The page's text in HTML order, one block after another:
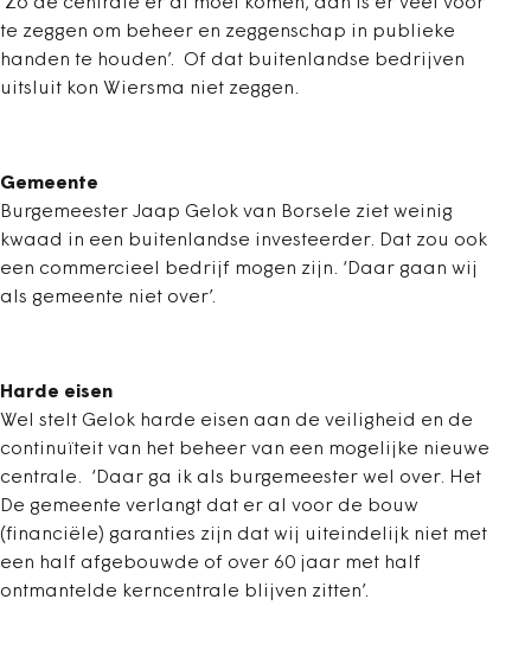
te zeggen om beheer en zeggenschap in publieke
handen te houden’. Of dat buitenlandse bedrijven
uitsluit kon Wiersma niet zeggen.
Gemeente
Burgemeester Jaap Gelok van Borsele ziet weinig
kwaad in een buitenlandse investeerder. Dat zou ook
een commercieel bedrijf mogen zijn. ‘Daar gaan wij
als gemeente niet over’.
Harde eisen
Wel stelt Gelok harde eisen aan de veiligheid en de
continuïteit van het beheer van een mogelijke nieuwe
centrale. ‘Daar ga ik als burgemeester wel over. Het
De gemeente verlangt dat er al voor de bouw
(financiële) garanties zijn dat wij uiteindelijk niet met
een half afgebouwde of over 60 jaar met half
ontmantelde kerncentrale blijven zitten’.